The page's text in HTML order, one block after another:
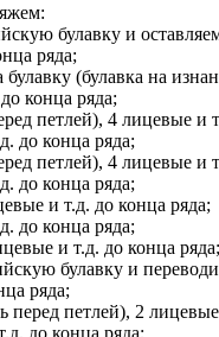
булавку и
ряда;
(булавка на
конца ряда;
петлей), 4 лицевые и
до конца ряда;
петлей), 4 лицевые и
до конца ряда;
и т.д. до конца ряда;
до конца ряда;
и т.д. до конца ряда;
булавку и
ряда;
петлей), 2 лицевые
до конца ряда;